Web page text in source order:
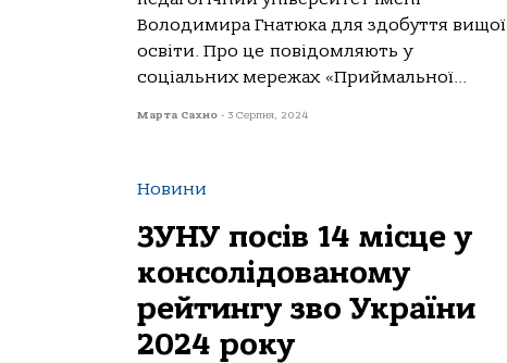
Володимира Гнатюка для здобуття вищої
освіти. Про це повідомляють у
соціальних мережах «Приймальної...
Марта Сахно - 3 Серпня, 2024
Новини
ЗУНУ посів 14 місце у
консолідованому
рейтингу зво України
2024 року